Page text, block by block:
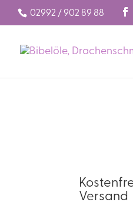
02992 / 902 89 88
Versand